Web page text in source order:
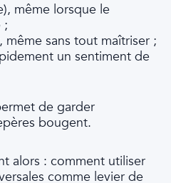
même lorsque le
;
même sans tout maîtriser ;
un sentiment de
de garder
bougent.
alors : comment utiliser
comme levier de